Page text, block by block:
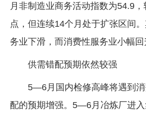
月非制造业商务活动指数为54.9
点，但连续14个月处于扩张区间
务业下滑，而消费性服务业小幅回
供需错配预期依然较强
5—6月国内检修高峰将遇到
配的预期增强。5—6月冶炼厂进